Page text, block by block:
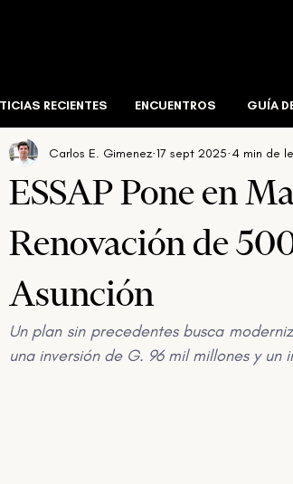
Comercial Residencial
ESSAP Pone en
Renovación de
Asunción
Carlos E. Gimenez 17 sept 2025 4 min de
Un plan sin precedentes busca
una inversión de G. 96 mil millones y
RECIENTES ENCUENTROS GUÍA